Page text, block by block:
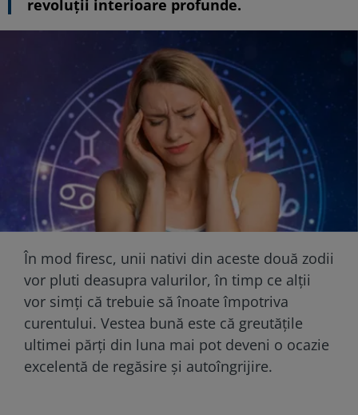
revoluții interioare profunde.
În mod firesc, unii nativi din aceste două zodii
vor pluti deasupra valurilor, în timp ce alții
vor simți că trebuie să înoate împotriva
curentului. Vestea bună este că greutățile
ultimei părți din luna mai pot deveni o ocazie
excelentă de regăsire și autoîngrijire.